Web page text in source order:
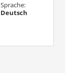
Sprache:
Deutsch